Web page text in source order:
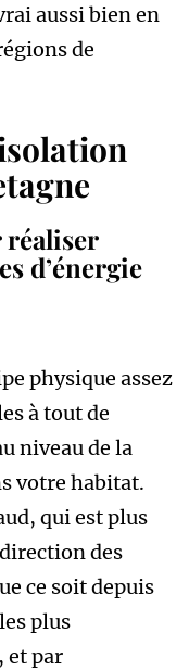
aussi bien en
de
réaliser
d’énergie
physique assez
à tout de
niveau de la
votre habitat.
qui est plus
des
ce soit depuis
plus
et par